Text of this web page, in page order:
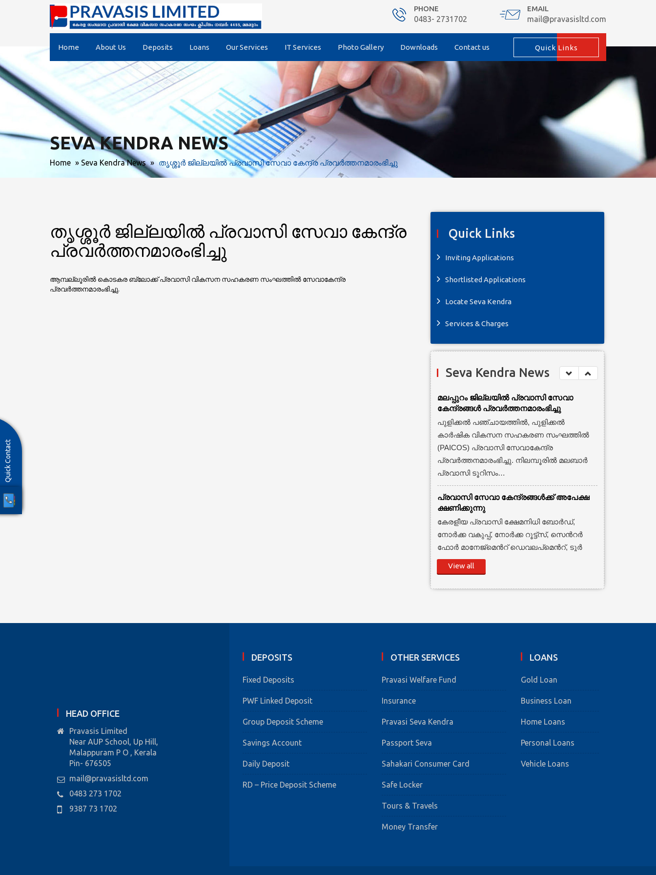
PHONE
0483- 2731702
EMAIL
mail@pravasisltd.com
Home About Us Deposits Loans Our Services IT Services Photo Gallery Downloads Contact us Quick Links
Quick Contact
SEVA KENDRA NEWS
Home » Seva Kendra News » തൃശ്ശൂര്‍ ജില്ലയില്‍ പ്രവാസി സേവാ കേന്ദ്ര പ്രവര്‍ത്തനമാരംഭിച്ചു
തൃശ്ശൂര്‍ ജില്ലയില്‍ പ്രവാസി സേവാ കേന്ദ്ര
പ്രവര്‍ത്തനമാരംഭിച്ചു
ആമ്പല്ലൂരില്‍ കൊടകര ബ്ലോക്ക്‌ പ്രവാസി വികസന സഹകരണ സംഘത്തില്‍ സേവാകേന്ദ്ര
പ്രവര്‍ത്തനമാരംഭിച്ചു.
Quick Links
Inviting Applications
Shortlisted Applications
Locate Seva Kendra
Services & Charges
Seva Kendra News
മലപ്പുറം ജില്ലയില്‍ പ്രവാസി സേവാ
കേന്ദ്രങ്ങള്‍ പ്രവര്‍ത്തനമാരംഭിച്ചു
പുളിക്കല്‍ പഞ്ചായത്തില്‍, പുളിക്കല്‍
കാര്‍ഷിക വികസന സഹകരണ സംഘത്തില്‍
(PAICOS) പ്രവാസി സേവാകേന്ദ്ര
പ്രവര്‍ത്തനമാരംഭിച്ചു. നിലമ്പൂരില്‍ മലബാര്‍
പ്രവാസി ടൂറിസം…
പ്രവാസി സേവാ കേന്ദ്രങ്ങള്‍ക്ക് അപേക്ഷ
ക്ഷണിക്കുന്നു
കേരളീയ പ്രവാസി ക്ഷേമനിധി ബോര്‍ഡ്,
നോര്‍ക്ക വകുപ്പ്, നോര്‍ക്ക റൂട്ട്സ്, സെന്‍റര്‍
ഫോര്‍ മാനേജ്മെന്‍റ് ഡെവലപ്മെന്‍റ്, ടൂര്‍
ഫെഡ്
View all
HEAD OFFICE
Pravasis Limited
Near AUP School, Up Hill,
Malappuram P O , Kerala
Pin- 676505
mail@pravasisltd.com
0483 273 1702
9387 73 1702
DEPOSITS
Fixed Deposits
PWF Linked Deposit
Group Deposit Scheme
Savings Account
Daily Deposit
RD – Price Deposit Scheme
OTHER SERVICES
Pravasi Welfare Fund
Insurance
Pravasi Seva Kendra
Passport Seva
Sahakari Consumer Card
Safe Locker
Tours & Travels
Money Transfer
LOANS
Gold Loan
Business Loan
Home Loans
Personal Loans
Vehicle Loans